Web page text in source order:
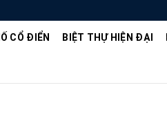
CỔ ĐIỂN BIỆT THỰ HIỆN ĐẠI